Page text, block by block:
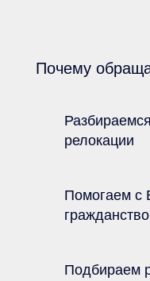
Почему
релокации
Помогаем с
Подбираем